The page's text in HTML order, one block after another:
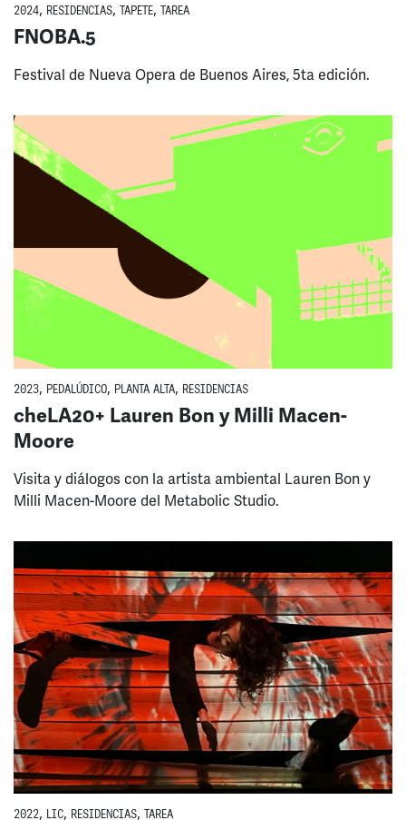
2024, RESIDENCIAS, TAPETE, TAREA
FNOBA.5
Festival de Nueva Opera de Buenos Aires, 5ta edición.
2023, PEDALÚDICO, PLANTA ALTA, RESIDENCIAS
cheLA20+ Lauren Bon y Milli Macen-
Moore
Visita y diálogos con la artista ambiental Lauren Bon y
Milli Macen-Moore del Metabolic Studio.
2022, LIC, RESIDENCIAS, TAREA